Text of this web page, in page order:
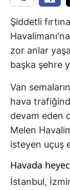
Şiddetli
zor anlar
başka şehre
Van
hava
devam eden
Melen
isteyen uçuş
Havada
İstanbul,